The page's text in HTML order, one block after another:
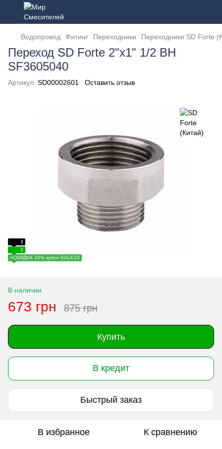
Водопровод Фитинг Переходники Переходники SD Forte
Переход SD Forte 2"х1" 1/2 ВН
SF3605040
Артикул: SD00002601 Оставить отзыв
3
3
+СКИДКА 10% купон SALE10
В наличии
673 грн 875 грн
Купить
В кредит
Быстрый заказ
В избранное К сравнению